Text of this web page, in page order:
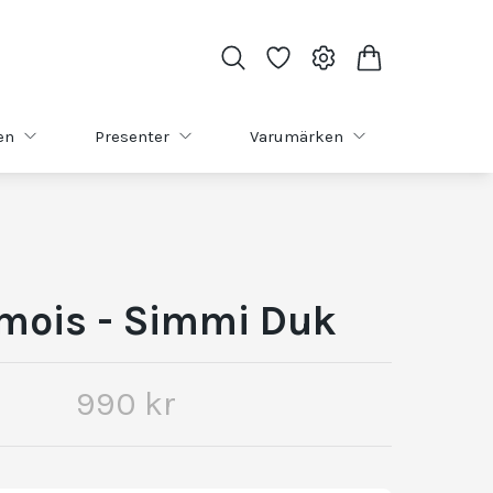
Presenter Varumärken
- Simmi Duk
990 kr